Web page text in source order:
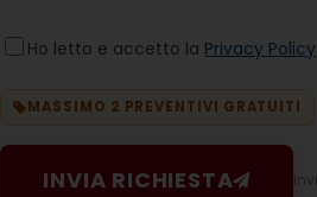
Ho letto e accetto la Privacy Policy
MASSIMO 2 PREVENTIVI GRATUITI
INVIA RICHIESTA